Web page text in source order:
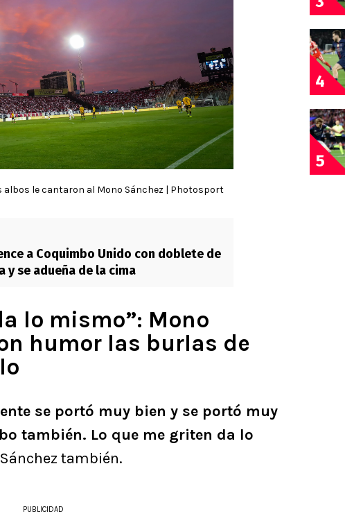
albos le cantaron al Mono Sánchez | Photosport
a Coquimbo Unido con doblete de
y se adueña de la cima
lo mismo”: Mono
humor las burlas de
se portó muy bien y se portó muy
también. Lo que me griten da lo
también.
PUBLICIDAD
4
5